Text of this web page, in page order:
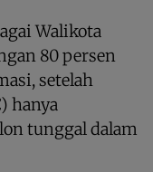
Walikota
80 persen
setelah
hanya
tunggal dalam